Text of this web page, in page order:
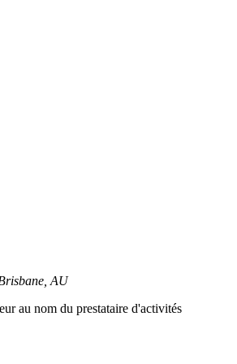
AU
au nom du prestataire d'activités